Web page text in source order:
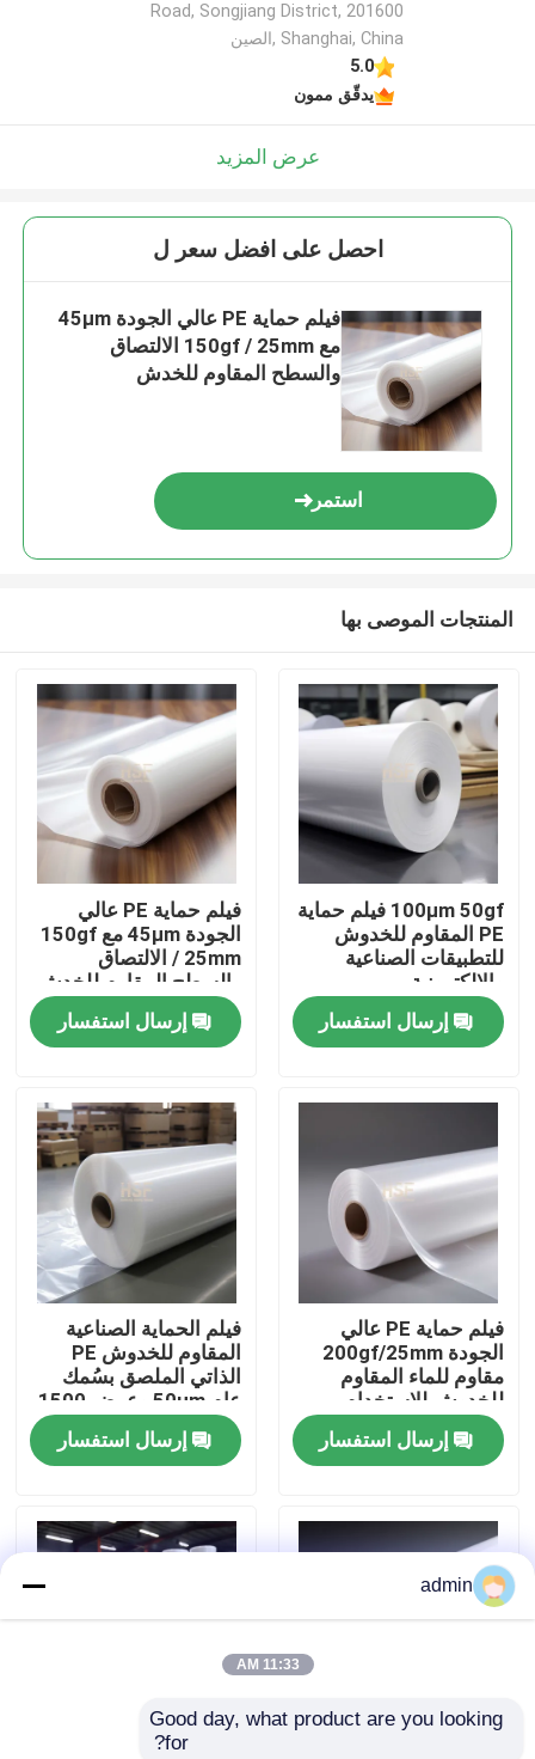
أشرطة فيديو
حول بنا
جولة في المعمل
ضبط الجودة
اتصل بنا
طلب اقتباس
فيلم البولي إيثيلين عالي الكثافة
Road, Songjiang District, 201600
Shanghai, China ,الصين
5.0
يدقّق ممون
عرض المزيد
احصل على افضل سعر ل
فيلم حماية PE عالي الجودة 45μm
مع 150gf / 25mm الالتصاق
والسطح المقاوم للخدش
استمر
المنتجات الموصى بها
100μm 50gf فيلم حماية
PE المقاوم للخدوش
للتطبيقات الصناعية
والإلكترونية
إرسال استفسار
فيلم حماية PE عالي
الجودة 45μm مع 150gf
/ 25mm الالتصاق
والسطح المقاوم للخدش
إرسال استفسار
فيلم حماية PE عالي
الجودة 200gf/25mm
مقاوم للماء المقاوم
للخدوش للاستخدام
الصناعي
إرسال استفسار
فيلم الحماية الصناعية
المقاوم للخدوش PE
الذاتي الملصق بسُمك
عام 50μm وعرض 1500
mm
إرسال استفسار
admin
11:33 AM
Good day, what product are you looking
for?